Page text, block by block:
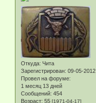
Откуда: Чита
Зарегистрирован: 09-05-2012
Провел на форуме:
1 месяц 13 дней
Сообщений: 454
Возраст: 55 [1971-04-17]